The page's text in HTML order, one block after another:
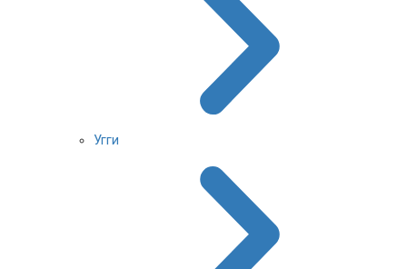
Угги